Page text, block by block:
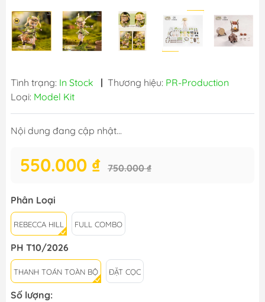
Tình trạng: In Stock | Thương hiệu: PR-Production
Loại: Model Kit
Nội dung đang cập nhật...
550.000 ₫ 750.000 ₫
Phân Loại
REBECCA HILL FULL COMBO
PH T10/2026
THANH TOÁN TOÀN BỘ ĐẶT CỌC
Số lượng: